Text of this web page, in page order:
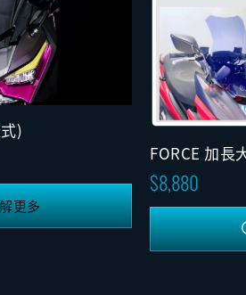
)
更多
FORCE 加長
(固定版)
8,880